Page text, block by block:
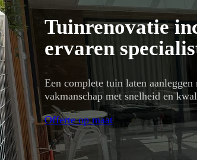
Tuinrenovatie
ervaren
Een complete tuin laten
vakmanschap met snelheid en
Offerte op maat